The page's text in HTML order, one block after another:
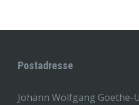
Postadresse
Johann Wolfgang Goethe-